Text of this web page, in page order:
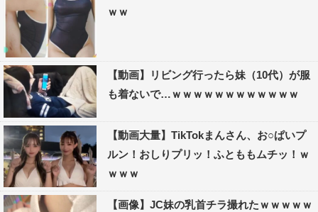
ｗｗ
【動画】リビング行ったら妹（10代）が服
も着ないで…ｗｗｗｗｗｗｗｗｗｗｗｗ
【動画大量】TikTokまんさん、お○ぱいプ
ルン！おしりプリッ！ふとももムチッ！ｗ
ｗｗｗ
【画像】JC妹の乳首チラ撮れたｗｗｗｗｗ